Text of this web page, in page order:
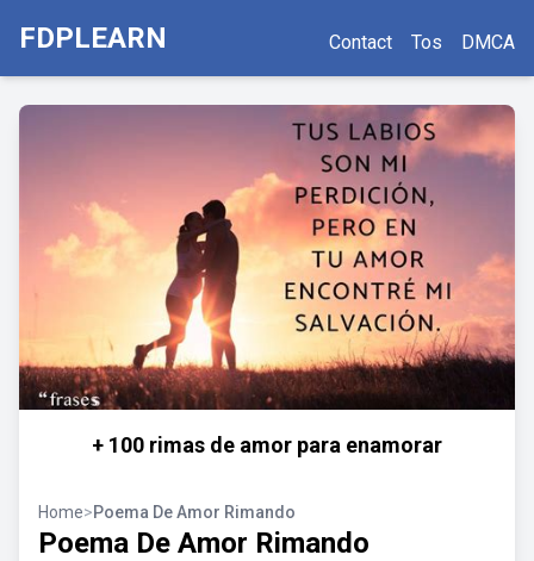
FDPLEARN Contact Tos DMCA
+ 100 rimas de amor para enamorar
Home>Poema De Amor Rimando
Poema De Amor Rimando